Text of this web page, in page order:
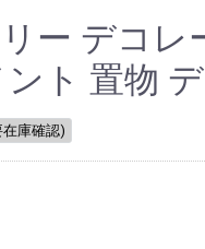
新作アレンジメ
ザーブドフラワー
（アーティフィシ
）
イフラワー
バリウム 仏花・仏壇
シャボンフ
時計・フォ
胡蝶蘭（フ
ソラフラワ
ドライフラ
ジ
クリスマス
ー デコレ
ト 置物
庫確認)